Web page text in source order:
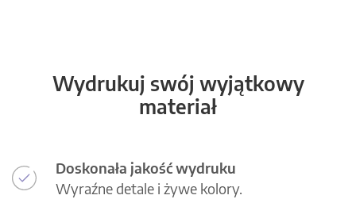
Wydrukuj swój wyjątkowy
materiał
Doskonała jakość wydruku
Wyraźne detale i żywe kolory.